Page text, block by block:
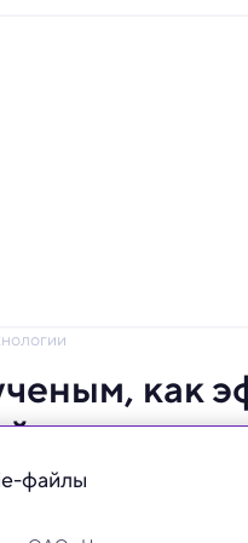
как
реактор
управлять
файлы